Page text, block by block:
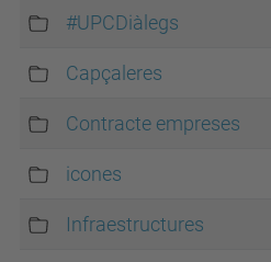
#UPCDiàlegs
Capçaleres
Contracte empreses
icones
Infraestructures